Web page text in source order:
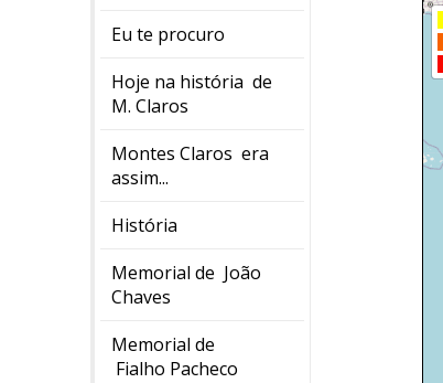
Eu te procuro
Hoje na história de
M. Claros
Montes Claros era
assim...
História
Memorial de João
Chaves
Memorial de
Fialho Pacheco